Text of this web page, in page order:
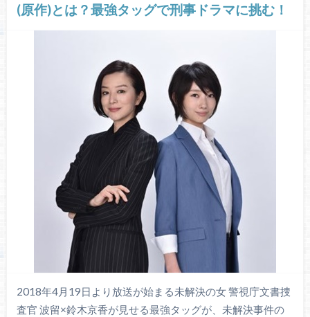
(原作)とは？最強タッグで刑事ドラマに挑む！
2018年4月19日より放送が始まる未解決の女 警視庁文書捜
査官 波留×鈴木京香が見せる最強タッグが、未解決事件の